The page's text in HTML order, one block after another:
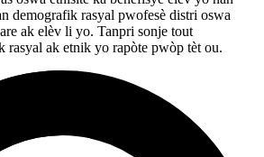
demografik rasyal pwofesè distri oswa
ak elèv li yo. Tanpri sonje tout
rasyal ak etnik yo rapòte pwòp tèt ou.